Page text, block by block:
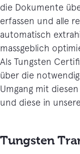
die Dokumente
erfassen und alle
automatisch
massgeblich
Als Tungsten
über die
Umgang mit
und diese in
Tungsten